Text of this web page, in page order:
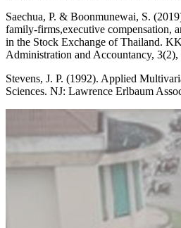
Saechua, P. & Boonmunewai, S.
family-firms,executive compensation,
in the Stock Exchange of Thailand.
Administration and Accountancy,
Stevens, J. P. (1992). Applied
Sciences. NJ: Lawrence Erlbaum